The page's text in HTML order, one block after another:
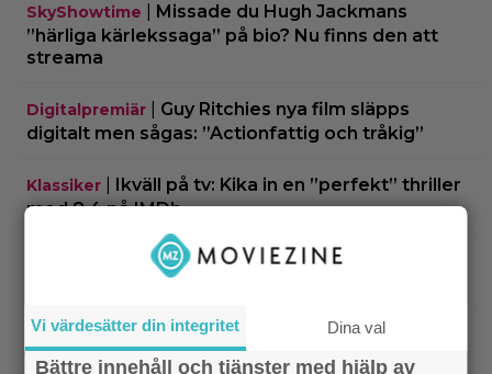
SkyShowtime
Missade du Hugh Jackmans
”härliga kärlekssaga” på bio? Nu finns den att
streama
Digitalpremiär
Guy Ritchies nya film släpps
digitalt men sågas: ”Actionfattig och tråkig”
Klassiker
Ikväll på tv: Kika in en ”perfekt” thriller
med 8,4 på IMDb
|2 säsonger av brittisk deckare
Kändisar|Actionsuccén från 1998 som Jackie
Chan vill glömma: ”Gillar den fortfarande inte”
Vi värdesätter din integritet Dina val
Bättre innehåll och tjänster med hjälp av